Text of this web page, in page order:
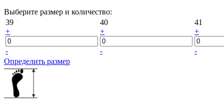
Выберите размер и количество:
39
+
-
40
+
-
41
+
-
Определить размер